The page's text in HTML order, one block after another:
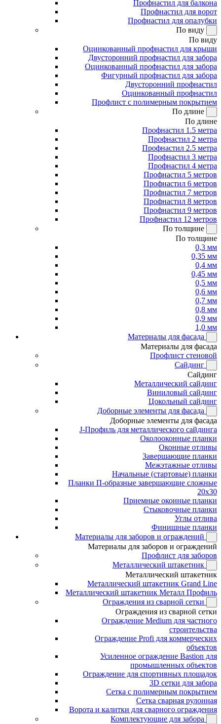
Профнастил для балкона
Профнастил для ворот
Профнастил для опалубки
По виду
По виду
Оцинкованный профнастил для крыши
Двусторонний профнастил для забора
Оцинкованный профнастил для забора
Фигурный профнастил для забора
Двусторонний профнастил
Оцинкованный профнастил
Профлист с полимерным покрытием
По длине
По длине
Профнастил 1.5 метра
Профнастил 2 метра
Профнастил 2.5 метра
Профнастил 3 метра
Профнастил 4 метра
Профнастил 5 метров
Профнастил 6 метров
Профнастил 7 метров
Профнастил 8 метров
Профнастил 9 метров
Профнастил 12 метров
По толщине
По толщине
0,3 мм
0,35 мм
0,4 мм
0,45 мм
0,5 мм
0,6 мм
0,7 мм
0,8 мм
0,9 мм
1,0 мм
Материалы для фасада
Материалы для фасада
Профлист стеновой
Сайдинг
Сайдинг
Металлический сайдинг
Виниловый сайдинг
Цокольный сайдинг
Доборные элементы для фасада
Доборные элементы для фасада
J-Профиль для металлического сайдинга
Околооконные планки
Оконные отливы
Завершающие планки
Межэтажные отливы
Начальные (стартовые) планки
Планки П-образные завершающие сложные
20x30
Приемные оконные планки
Стыковочные планки
Углы отлива
Финишные планки
Материалы для заборов и ограждений
Материалы для заборов и ограждений
Профлист для заборов
Металлический штакетник
Металлический штакетник
Металлический штакетник Grand Line
Металлический штакетник Металл Профиль
Ограждения из сварной сетки
Ограждения из сварной сетки
Ограждение Medium для частного
строительства
Ограждение Profi для коммерческих
объектов
Усиленное ограждение Bastion для
промышленных объектов
Ограждение для спортивных площадок
3D сетки для забора
Сетка с полимерным покрытием
Сетка сварная рулонная
Ворота и калитки для сварного ограждения
Комплектующие для забора